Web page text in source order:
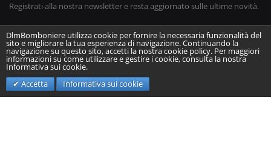
Registrati alla nostra newsletter e resta aggiornato sulle ultime novità.
Inserisci il tuo indirizzo email
DlmBomboniere utilizza cookie per fornire la necessaria funzionalità del
sito e migliorare la tua esperienza di navigazione. Continuando la
navigazione su questo sito, accetti la nostra cookie policy. Per maggiori
informazioni su come utilizzare e gestire i cookie, consulta la nostra
Informativa sui cookie.
Accetta
Informativa sui cookie